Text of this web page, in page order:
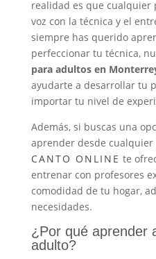
realidad es que cualquier
voz con la técnica y el
siempre has querido
perfeccionar tu técnica,
para adultos en
ayudarte a desarrollar tu
importar tu nivel de
Además, si buscas una
aprender desde cualquier
CANTO ONLINE te
entrenar con profesores
comodidad de tu hogar,
necesidades.
¿Por qué aprender
adulto?